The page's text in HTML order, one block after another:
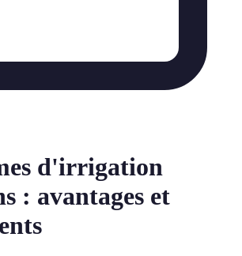
d'irrigation
: avantages et